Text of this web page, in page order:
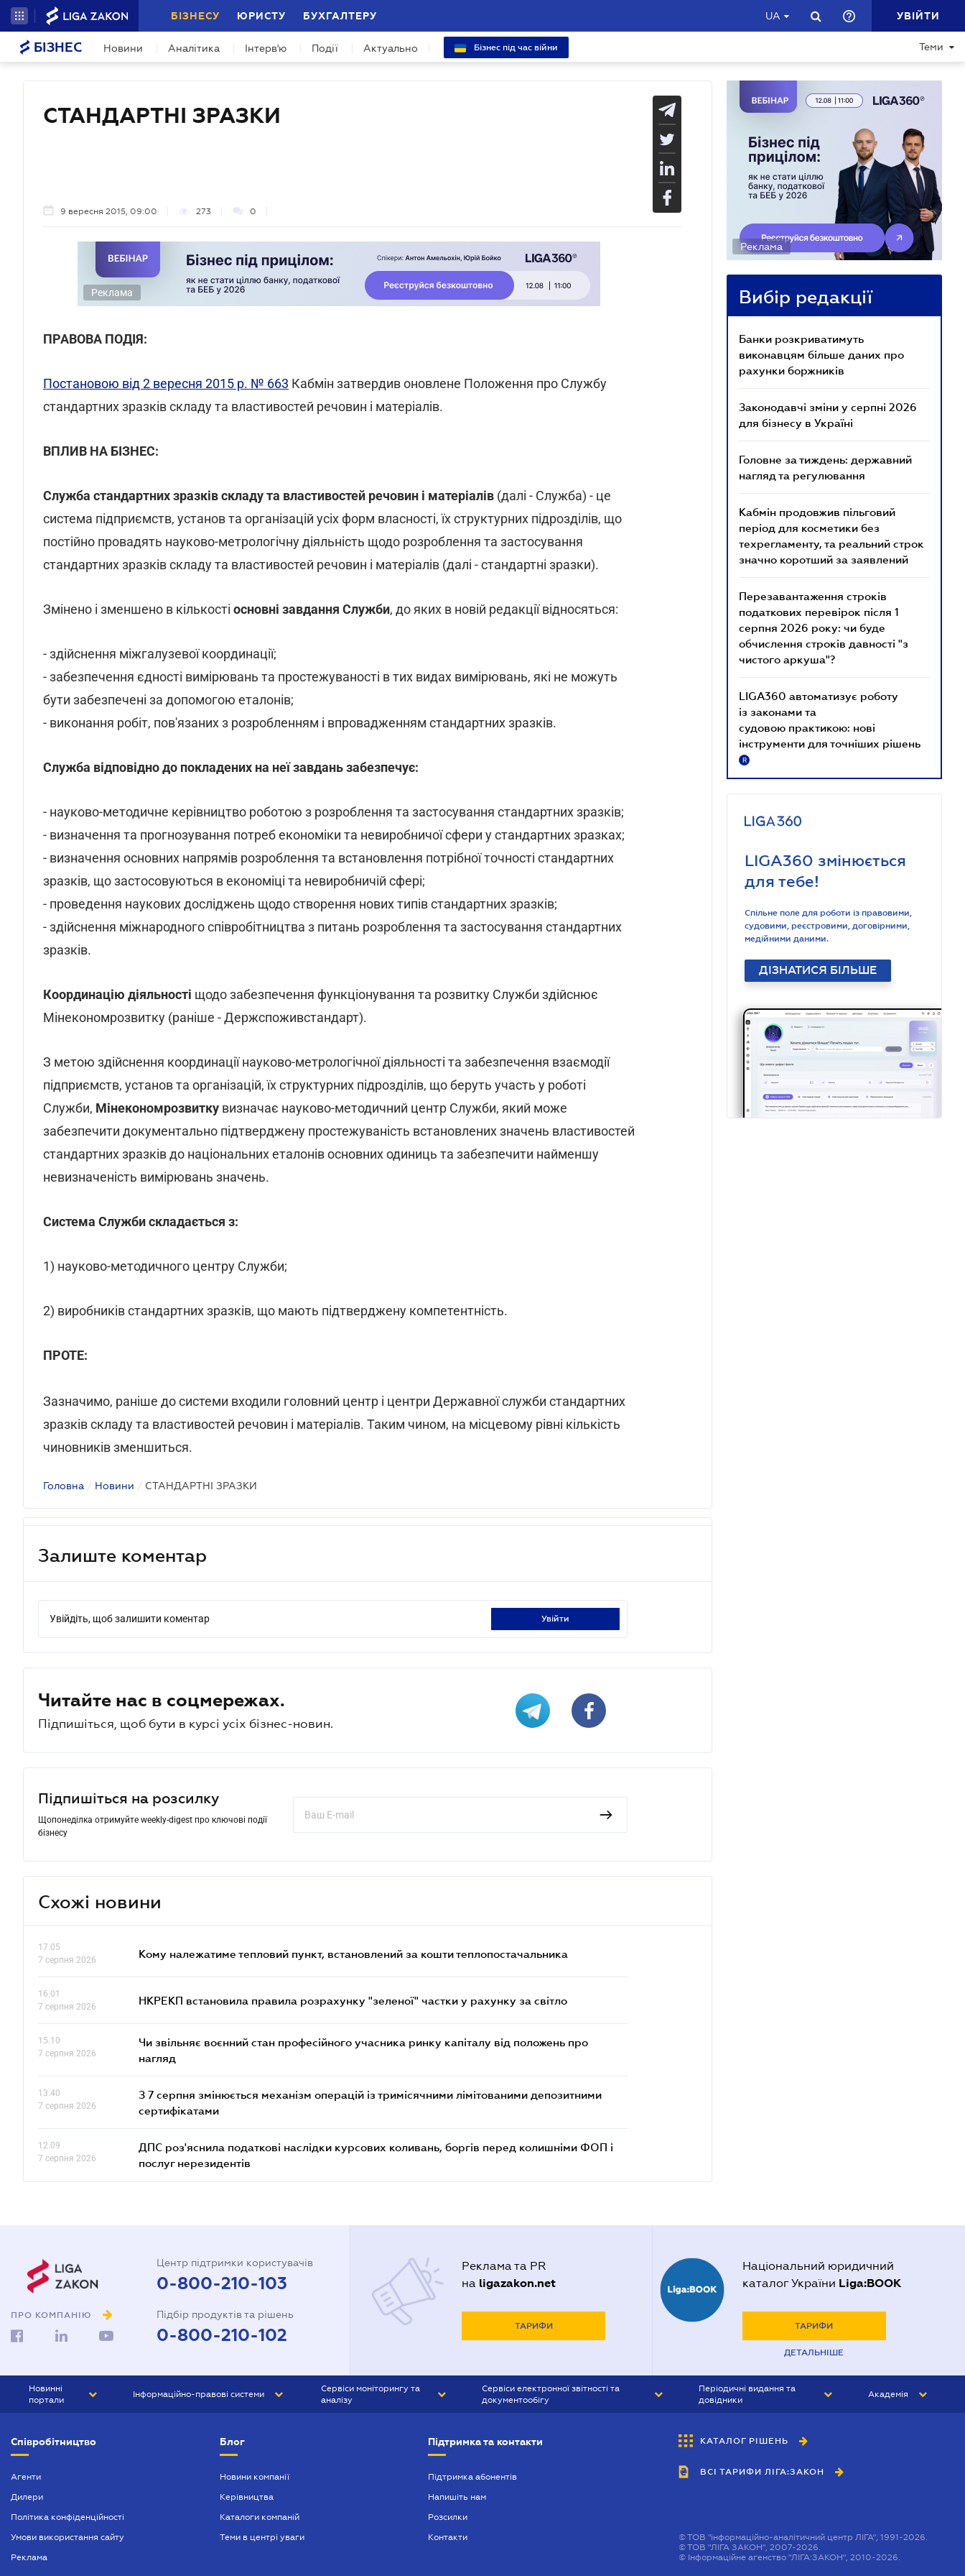
БІЗНЕСУ ЮРИСТУ БУХГАЛТЕРУ UA УВІЙТИ
БІЗНЕС Новини Аналітика Інтерв'ю Події Актуально Бізнес під час війни Теми
СТАНДАРТНІ ЗРАЗКИ
9 вересня 2015, 09:00 273 0
Реклама
ПРАВОВА ПОДІЯ:
Постановою від 2 вересня 2015 р. № 663 Кабмін затвердив оновлене Положення про Службу
стандартних зразків складу та властивостей речовин і матеріалів.
ВПЛИВ НА БІЗНЕС:
Служба стандартних зразків складу та властивостей речовин і матеріалів (далі - Служба) - це
система підприємств, установ та організацій усіх форм власності, їх структурних підрозділів, що
постійно провадять науково-метрологічну діяльність щодо розроблення та застосування
стандартних зразків складу та властивостей речовин і матеріалів (далі - стандартні зразки).
Змінено і зменшено в кількості основні завдання Служби, до яких в новій редакції відносяться:
- здійснення міжгалузевої координації;
- забезпечення єдності вимірювань та простежуваності в тих видах вимірювань, які не можуть
бути забезпечені за допомогою еталонів;
- виконання робіт, пов'язаних з розробленням і впровадженням стандартних зразків.
Служба відповідно до покладених на неї завдань забезпечує:
- науково-методичне керівництво роботою з розроблення та застосування стандартних зразків;
- визначення та прогнозування потреб економіки та невиробничої сфери у стандартних зразках;
- визначення основних напрямів розроблення та встановлення потрібної точності стандартних
зразків, що застосовуються в економіці та невиробничій сфері;
- проведення наукових досліджень щодо створення нових типів стандартних зразків;
- здійснення міжнародного співробітництва з питань розроблення та застосування стандартних
зразків.
Координацію діяльності щодо забезпечення функціонування та розвитку Служби здійснює
Мінекономрозвитку (раніше - Держспоживстандарт).
З метою здійснення координації науково-метрологічної діяльності та забезпечення взаємодії
підприємств, установ та організацій, їх структурних підрозділів, що беруть участь у роботі
Служби, Мінекономрозвитку визначає науково-методичний центр Служби, який може
забезпечити документально підтверджену простежуваність встановлених значень властивостей
стандартних зразків до національних еталонів основних одиниць та забезпечити найменшу
невизначеність вимірювань значень.
Система Служби складається з:
1) науково-методичного центру Служби;
2) виробників стандартних зразків, що мають підтверджену компетентність.
ПРОТЕ:
Зазначимо, раніше до системи входили головний центр і центри Державної служби стандартних
зразків складу та властивостей речовин і матеріалів. Таким чином, на місцевому рівні кількість
чиновників зменшиться.
Головна / Новини / СТАНДАРТНІ ЗРАЗКИ
Залиште коментар
Увійдіть, щоб залишити коментар увійти
Читайте нас в соцмережах.
Підпишіться, щоб бути в курсі усіх бізнес-новин.
Підпишіться на розсилку
Щопонеділка отримуйте weekly-digest про ключові події
бізнесу
Схожі новини
17.05
7 серпня 2026
Кому належатиме тепловий пункт, встановлений за кошти теплопостачальника
16.01
7 серпня 2026
НКРЕКП встановила правила розрахунку "зеленої" частки у рахунку за світло
15.10
7 серпня 2026
Чи звільняє воєнний стан професійного учасника ринку капіталу від положень про
нагляд
13.40
7 серпня 2026
З 7 серпня змінюється механізм операцій із тримісячними лімітованими депозитними
сертифікатами
12.09
7 серпня 2026
ДПС роз'яснила податкові наслідки курсових коливань, боргів перед колишніми ФОП і
послуг нерезидентів
Реклама
Вибір редакції
Банки розкриватимуть
виконавцям більше даних про
рахунки боржників
Законодавчі зміни у серпні 2026
для бізнесу в Україні
Головне за тиждень: державний
нагляд та регулювання
Кабмін продовжив пільговий
період для косметики без
техрегламенту, та реальний строк
значно коротший за заявлений
Перезавантаження строків
податкових перевірок після 1
серпня 2026 року: чи буде
обчислення строків давності "з
чистого аркуша"?
LIGA360 автоматизує роботу
із законами та
судовою практикою: нові
інструменти для точніших рішень
R
LIGA360 змінюється
для тебе!
Спільне поле для роботи із правовими,
судовими, реєстровими, договірними,
медійними даними.
ДІЗНАТИСЯ БІЛЬШЕ
ПРО КОМПАНІЮ
Центр підтримки користувачів
0-800-210-103
Підбір продуктів та рішень
0-800-210-102
Реклама та PR
на ligazakon.net
ТАРИФИ
Національний юридичний
каталог України Liga:BOOK
ТАРИФИ
ДЕТАЛЬНІШЕ
Новинні
портали
БІЗНЕС
Інформаційно-правові системи
БУХГАЛТЕР ПРОФ
Сервіси моніторингу та
аналізу
Сервіси електронної звітності та
документообігу
Періодичні видання та
довідники
БУХГАЛТЕР&ЗАКОН
ВІСНИК МСФЗ
Академія
Співробітництво
Агенти
Дилери
Політика конфіденційності
Умови використання сайту
Реклама
Блог
Новини компанії
Керівництва
Каталоги компаній
Теми в центрі уваги
Підтримка та контакти
Підтримка абонентів
Напишіть нам
Розсилки
Контакти
КАТАЛОГ РІШЕНЬ
ВСІ ТАРИФИ ЛІГА:ЗАКОН
©ТОВ "інформаційно-аналітичний центр ЛІГА", 1991-2026.
©ТОВ "ЛІГА ЗАКОН", 2007-2026.
© Інформаційне агенство "ЛІГА:ЗАКОН", 2010-2026.